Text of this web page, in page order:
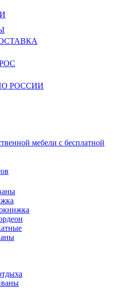
РОССИИ
мебели с бесплатной